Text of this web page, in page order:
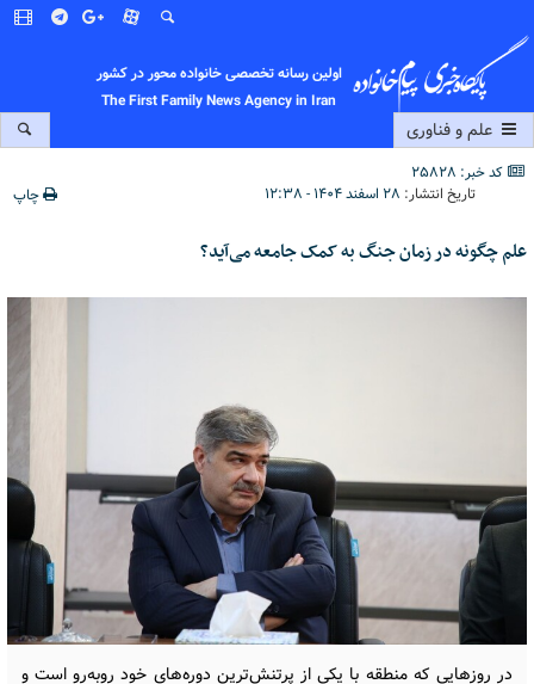
اولین رسانه تخصصی خانواده محور در کشور
The First Family News Agency in Iran
علم و فناوری
کد خبر: 25828
تاریخ انتشار: ۲۸ اسفند ۱۴۰۴ - ۱۲:۳۸ چاپ
علم چگونه در زمان جنگ به کمک جامعه می‌آید؟
در روزهایی که منطقه با یکی از پرتنش‌ترین دوره‌های خود روبه‌رو است و